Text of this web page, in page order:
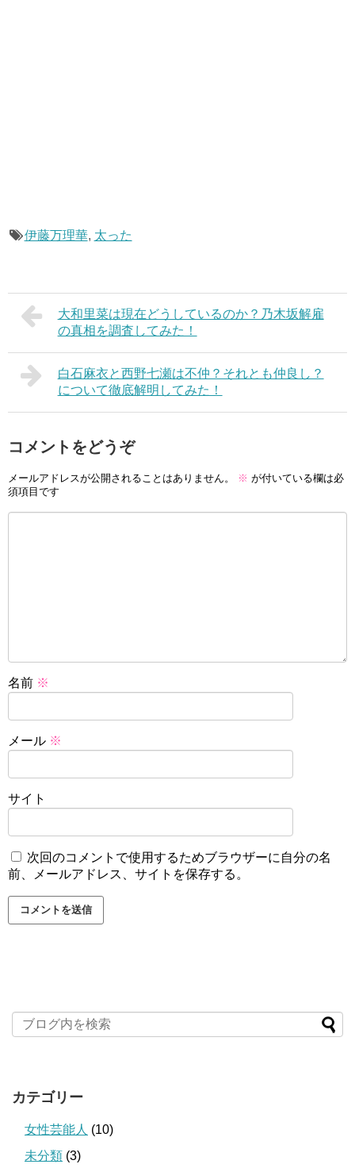
伊藤万理華, 太った
大和里菜は現在どうしているのか？乃木坂解雇
の真相を調査してみた！
白石麻衣と西野七瀬は不仲？それとも仲良し？
について徹底解明してみた！
コメントをどうぞ
メールアドレスが公開されることはありません。 ※ が付いている欄は必
須項目です
名前 ※
メール ※
サイト
次回のコメントで使用するためブラウザーに自分の名
前、メールアドレス、サイトを保存する。
カテゴリー
女性芸能人 (10)
未分類 (3)